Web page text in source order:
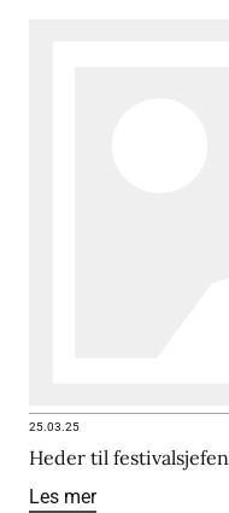
25.03.25
Heder til festivalsjefen
Les mer